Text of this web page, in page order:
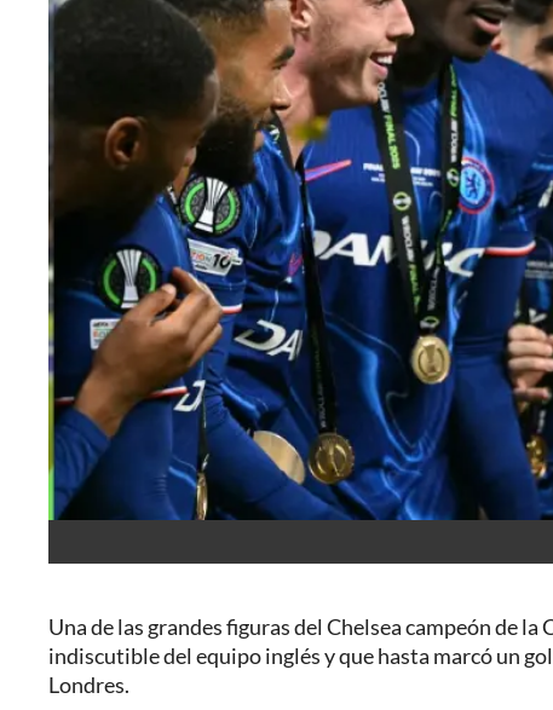
Una de las grandes figuras del Chelsea campeón de
indiscutible del equipo inglés y que hasta marcó un
Londres.